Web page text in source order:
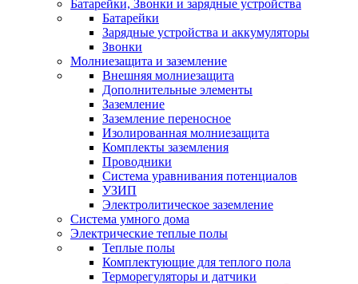
Батарейки, Звонки и зарядные устройства
Батарейки
Зарядные устройства и аккумуляторы
Звонки
Молниезащита и заземление
Внешняя молниезащита
Дополнительные элементы
Заземление
Заземление переносное
Изолированная молниезащита
Комплекты заземления
Проводники
Система уравнивания потенциалов
УЗИП
Электролитическое заземление
Система умного дома
Электрические теплые полы
Теплые полы
Комплектующие для теплого пола
Терморегуляторы и датчики